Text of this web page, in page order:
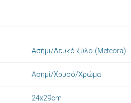
Ασήμι/Λευκό ξύλο (Meteora)
Ασημί/Χρυσό/Χρώμα
24x29cm